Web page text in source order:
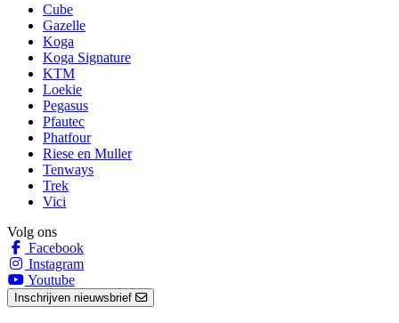
Cube
Gazelle
Koga
Koga Signature
KTM
Loekie
Pegasus
Pfautec
Phatfour
Riese en Muller
Tenways
Trek
Vici
Volg ons
Facebook
Instagram
Youtube
Inschrijven nieuwsbrief